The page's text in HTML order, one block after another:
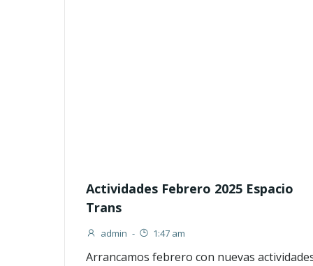
Actividades Febrero 2025 Espacio
Trans
admin - 1:47 am
Arrancamos febrero con nuevas